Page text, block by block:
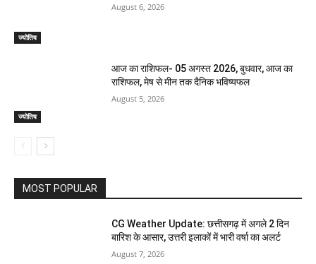
ज्योतिष
August 6, 2026
ज्योतिष
आज का राशिफल- 05 अगस्त 2026, बुधवार, आज का
राशिफल, मेष से मीन तक दैनिक भविष्यफल
August 5, 2026
MOST POPULAR
CG Weather Update: छत्तीसगढ़ में अगले 2 दिन
बारिश के आसार, उत्तरी इलाकों में भारी वर्षा का अलर्ट
August 7, 2026